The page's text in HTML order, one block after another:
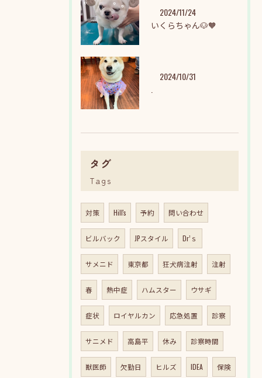
2024/11/24
いくらちゃん🐶🧡
2024/10/31
タグ
Tags
対策 Hill's 予約 問い合わせ
ビルバック JPスタイル Dr’ｓ
サメニド 東京都 狂犬病注射 注射
春 熱中症 ハムスター ウサギ
症状 ロイヤルカン 応急処置 診察
サニメド 高島平 休み 診察時間
獣医師 欠勤日 ヒルズ IDEA 保険